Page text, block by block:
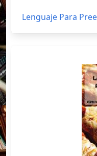
Lenguaje Para